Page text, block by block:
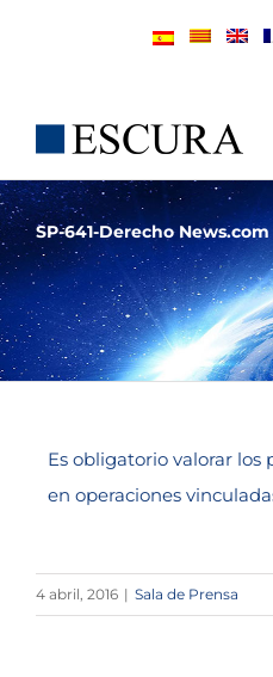
SP-641-Derecho News.com
Es obligatorio valorar los
en operaciones
4 abril, 2016 | Sala de Prensa